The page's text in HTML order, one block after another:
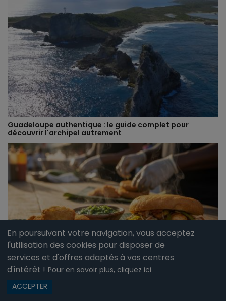
En poursuivant votre navigation, vous acceptez
l'utilisation des cookies pour disposer de
services et d'offres adaptés à vos centres
d'intérêt ! Pour en savoir plus, cliquez ici
ACCEPTER
Guadeloupe authentique : le guide complet pour
découvrir l'archipel autrement
Les meilleurs marchés et spécialités de rue en
Guadeloupe : que goûter, où aller ?